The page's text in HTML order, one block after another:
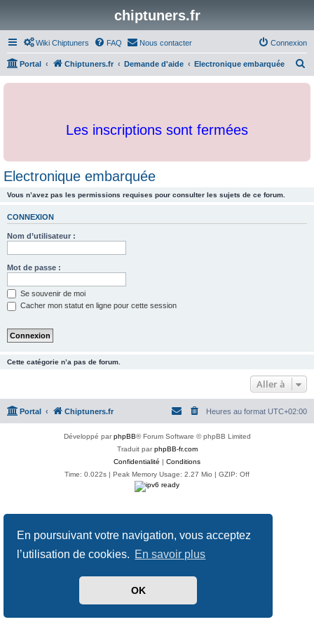
En poursuivant votre navigation, vous acceptez
l’utilisation de cookies. En savoir plus
OK
chiptuners.fr
Wiki Chiptuners FAQ Nous contacter Connexion
Portal Chiptuners.fr Demande d'aide Electronique embarquée
c
Les inscriptions sont fermées
Electronique embarquée
Vous n’avez pas les permissions requises pour consulter les sujets de ce forum.
CONNEXION
Nom d’utilisateur :
Mot de passe :
Se souvenir de moi
Cacher mon statut en ligne pour cette session
Cette catégorie n’a pas de forum.
Aller à
Portal Chiptuners.fr Heures au format UTC+02:00
Développé parphpBB® Forum Software © phpBB Limited
Traduit parphpBB-fr.com
Confidentialité | Conditions
Time: 0.022s | Peak Memory Usage: 2.27 Mio | GZIP: Off